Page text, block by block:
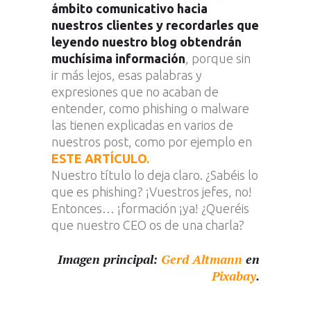
ámbito comunicativo hacia
nuestros clientes y recordarles que
leyendo nuestro blog obtendrán
muchísima información , porque sin
ir más lejos, esas palabras y
expresiones que no acaban de
entender, como phishing o malware
las tienen explicadas en varios de
nuestros post, como por ejemplo en
ESTE ARTÍCULO.
Nuestro título lo deja claro. ¿Sabéis lo
que es phishing? ¡Vuestros jefes, no!
Entonces… ¡formación ¡ya! ¿Queréis
que nuestro CEO os de una charla?
Imagen principal: Gerd Altmann en
Pixabay.